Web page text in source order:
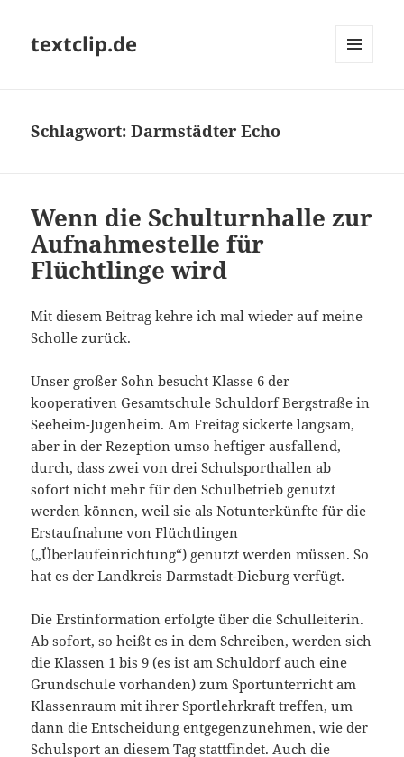
textclip.de
Schlagwort:Darmstädter Echo
Wenn die Schulturnhalle zur
Aufnahmestelle für
Flüchtlinge wird
Mit diesem Beitrag kehre ich mal wieder auf meine
Scholle zurück.
Unser großer Sohn besucht Klasse 6 der
kooperativen Gesamtschule Schuldorf Bergstraße in
Seeheim-Jugenheim. Am Freitag sickerte langsam,
aber in der Rezeption umso heftiger ausfallend,
durch, dass zwei von drei Schulsporthallen ab
sofort nicht mehr für den Schulbetrieb genutzt
werden können, weil sie als Notunterkünfte für die
Erstaufnahme von Flüchtlingen
(„Überlaufeinrichtung“) genutzt werden müssen. So
hat es der Landkreis Darmstadt-Dieburg verfügt.
Die Erstinformation erfolgte über die Schulleiterin.
Ab sofort, so heißt es in dem Schreiben, werden sich
die Klassen 1 bis 9 (es ist am Schuldorf auch eine
Grundschule vorhanden) zum Sportunterricht am
Klassenraum mit ihrer Sportlehrkraft treffen, um
dann die Entscheidung entgegenzunehmen, wie der
Schulsport an diesem Tag stattfindet. Auch die